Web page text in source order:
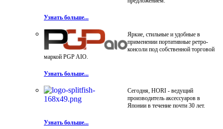
Узнать больше...
Яркие, стильные и удобные в
применении портативные ретро-
консоли под собственной торговой
маркой PGP AIO.
Узнать больше...
Сегодня, HORI - ведущий
производитель аксессуаров в
Японии в течение почти 30 лет.
Узнать больше...